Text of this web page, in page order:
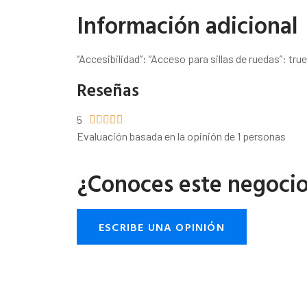
Información adicional
“Accesibilidad”: “Acceso para sillas de ruedas”:
Reseñas
5     
Evaluación basada en la opinión de 1 personas
¿Conoces este
ESCRIBE UNA OPINIÓN